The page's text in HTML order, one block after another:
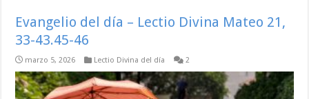
Evangelio del día – Lectio Divina Mateo 21,
33-43.45-46
marzo 5, 2026 Lectio Divina del día 2